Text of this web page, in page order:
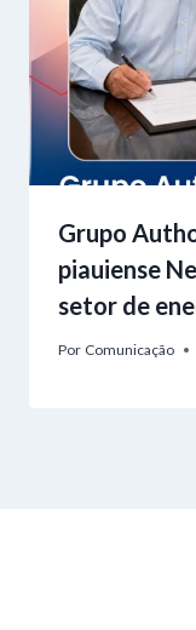
Grupo
piauiense
setor de
Por Comunicação